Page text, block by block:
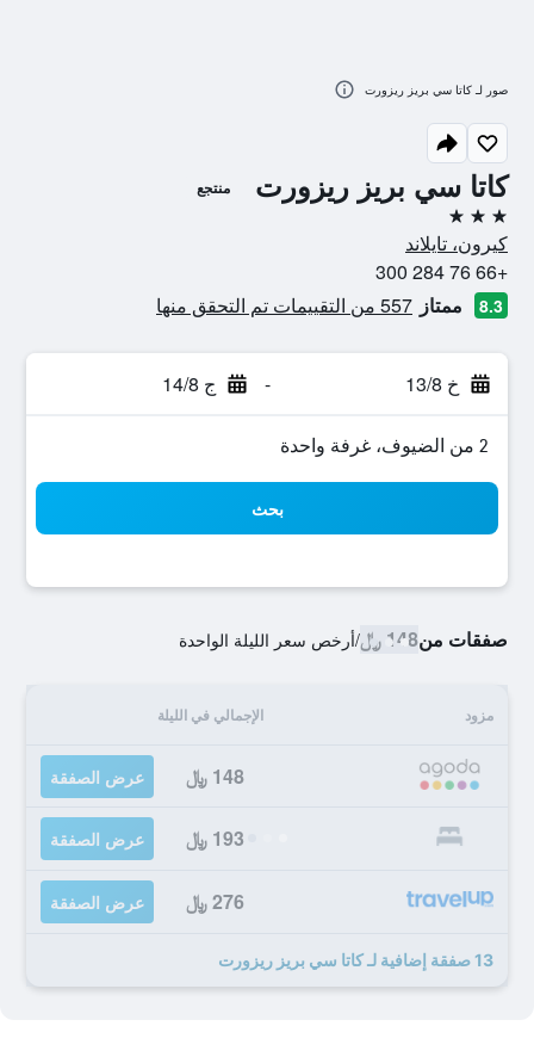
كاتا سي بريز ريزورت منتجع
3 نجوم
كيرون، تايلاند
+66 76 284 300
8.3 ممتاز 557 من التقييمات تم التحقق منها
خ 13/8 - ج 14/8
2 من الضيوف، غرفة واحدة
بحث
صفقات من148 ﷼ /أرخص سعر الليلة الواحدة
مزود الإجمالي في الليلة
148 ﷼ عرض الصفقة
193 ﷼ عرض الصفقة
276 ﷼ عرض الصفقة
13 صفقة إضافية لـ كاتا سي بريز ريزورت
صور لـ كاتا سي بريز ريزورت